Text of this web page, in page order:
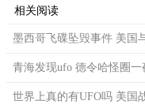
是月亮或者星星，而且亮
队似的，连间距都几乎是
后来这些亮光的位置
来是组成环状的，这时候
相关阅读
墨西哥飞碟坠毁事件 美国
青海发现ufo 德令哈怪圈
世界上真的有UFO吗 美国